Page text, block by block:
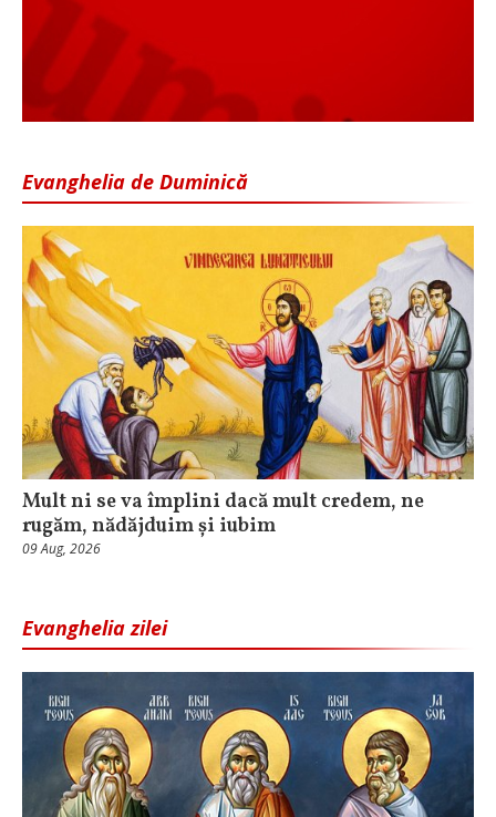
Evanghelia de Duminică
Mult ni se va împlini dacă mult credem, ne
rugăm, nădăjduim și iubim
09 Aug, 2026
Evanghelia zilei